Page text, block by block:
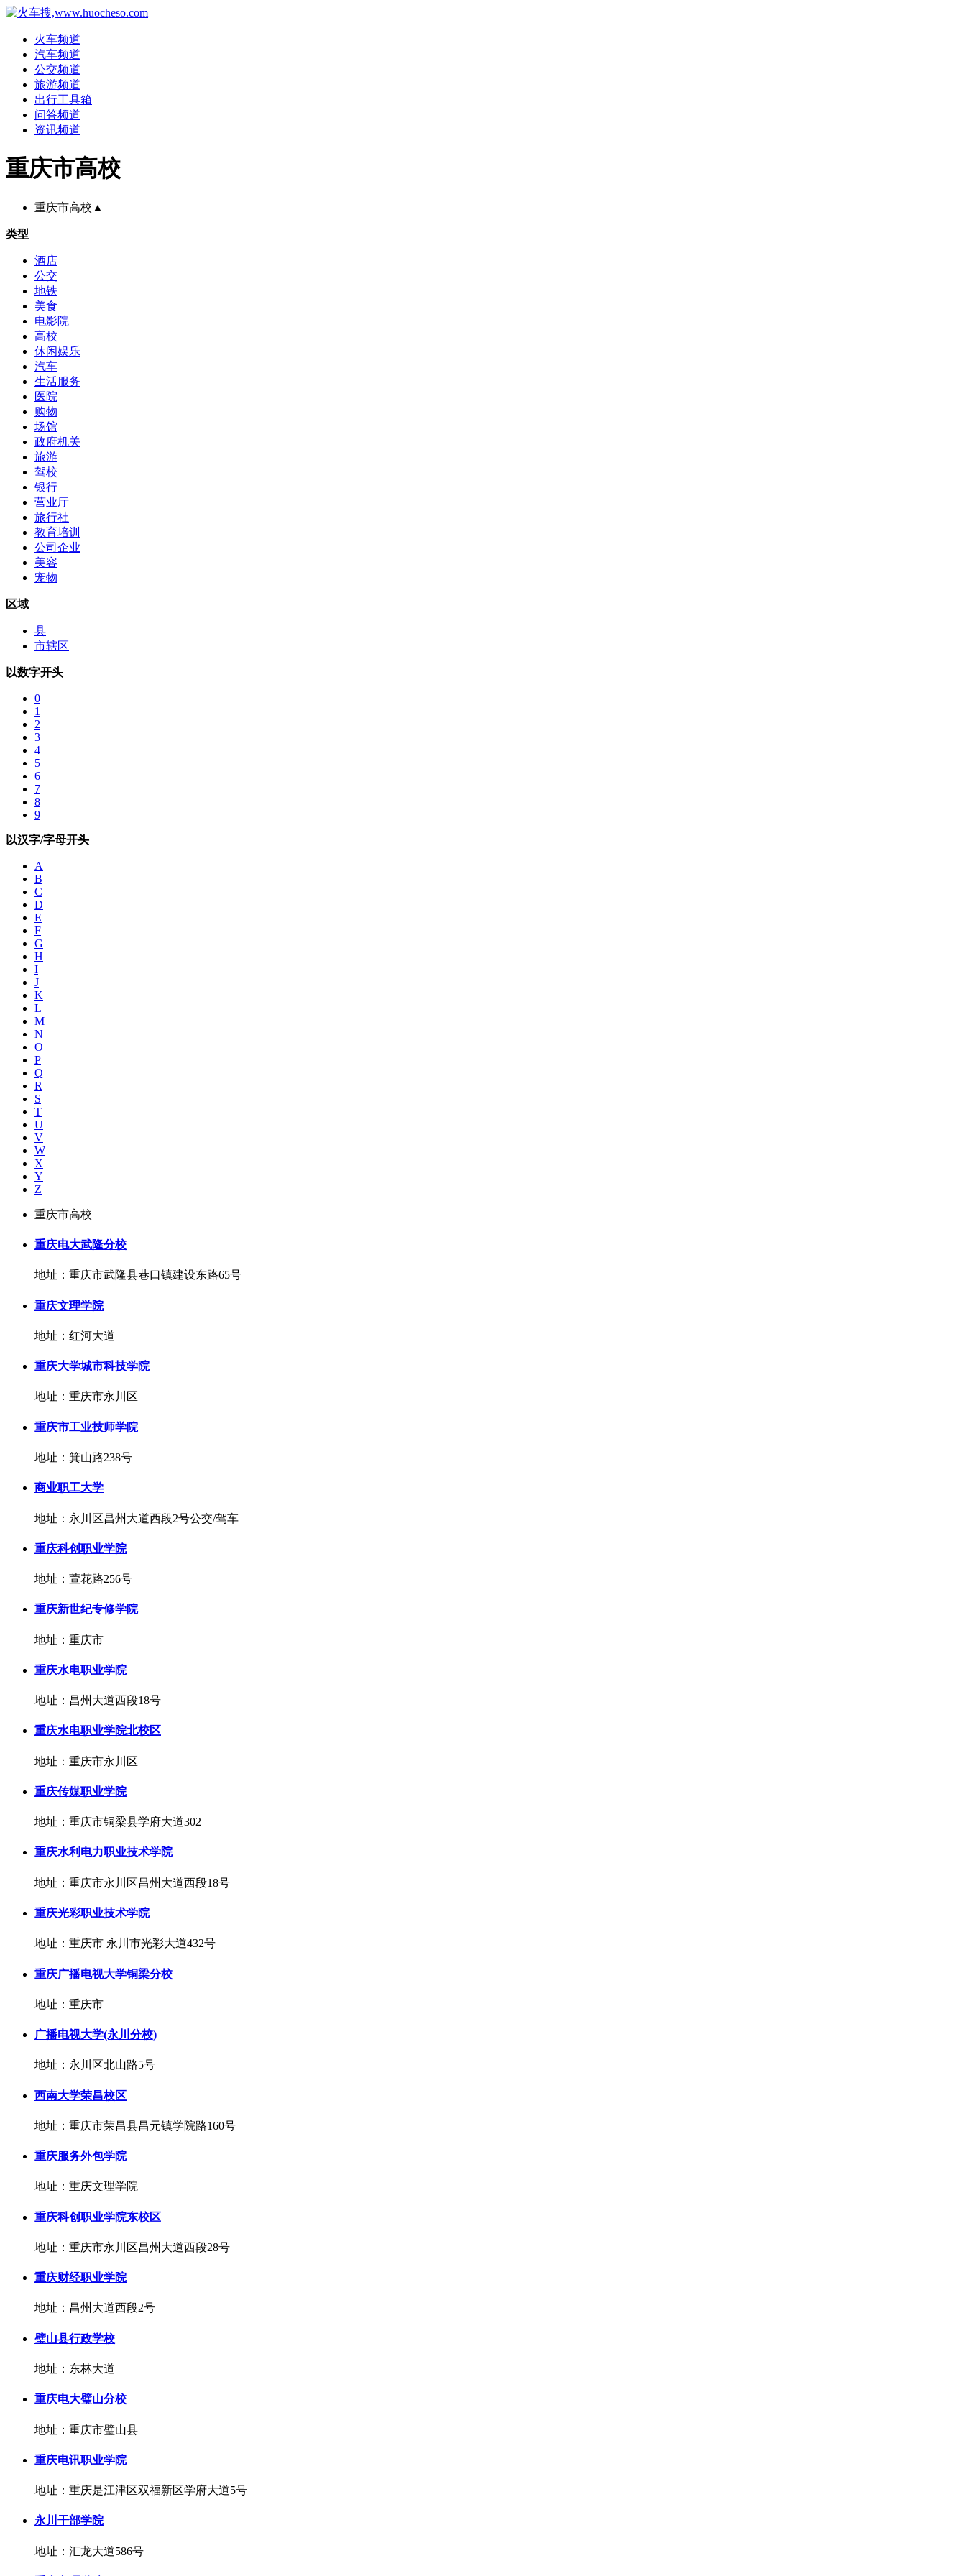
火车频道
汽车频道
公交频道
旅游频道
出行工具箱
问答频道
资讯频道
重庆市高校
重庆市高校 ▲
类型
酒店
公交
地铁
美食
电影院
高校
休闲娱乐
汽车
生活服务
医院
购物
场馆
政府机关
旅游
驾校
银行
营业厅
旅行社
教育培训
公司企业
美容
宠物
区域
县
市辖区
以数字开头
0
1
2
3
4
5
6
7
8
9
以汉字/字母开头
A
B
C
D
E
F
G
H
I
J
K
L
M
N
O
P
Q
R
S
T
U
V
W
X
Y
Z
重庆市高校
重庆电大武隆分校
地址：重庆市武隆县巷口镇建设东路65号
重庆文理学院
地址：红河大道
重庆大学城市科技学院
地址：重庆市永川区
重庆市工业技师学院
地址：箕山路238号
商业职工大学
地址：永川区昌州大道西段2号公交/驾车
重庆科创职业学院
地址：萱花路256号
重庆新世纪专修学院
地址：重庆市
重庆水电职业学院
地址：昌州大道西段18号
重庆水电职业学院北校区
地址：重庆市永川区
重庆传媒职业学院
地址：重庆市铜梁县学府大道302
重庆水利电力职业技术学院
地址：重庆市永川区昌州大道西段18号
重庆光彩职业技术学院
地址：重庆市 永川市光彩大道432号
重庆广播电视大学铜梁分校
地址：重庆市
广播电视大学(永川分校)
地址：永川区北山路5号
西南大学荣昌校区
地址：重庆市荣昌县昌元镇学院路160号
重庆服务外包学院
地址：重庆文理学院
重庆科创职业学院东校区
地址：重庆市永川区昌州大道西段28号
重庆财经职业学院
地址：昌州大道西段2号
璧山县行政学校
地址：东林大道
重庆电大璧山分校
地址：重庆市璧山县
重庆电讯职业学院
地址：重庆是江津区双福新区学府大道5号
永川干部学院
地址：汇龙大道586号